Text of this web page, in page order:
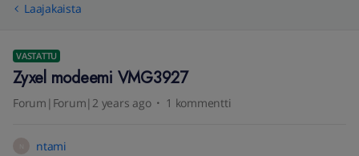
Laajakaista
VASTATTU
Zyxel modeemi VMG3927
Forum|Forum|2 years ago 1 kommentti
ntami